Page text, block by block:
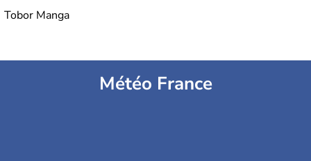
Tobor Manga
Météo France